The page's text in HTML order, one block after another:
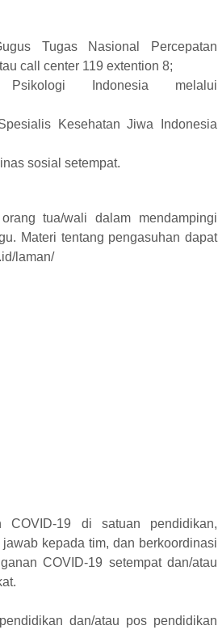
Tugas Nasional Percepatan
call center 119 extention 8;
Indonesia melalui
Kesehatan Jiwa Indonesia
sosial setempat.
tua/wali dalam mendampingi
Materi tentang pengasuhan dapat
laman/
19 di satuan pendidikan,
kepada tim, dan berkoordinasi
COVID-19 setempat dan/atau
dan/atau pos pendidikan